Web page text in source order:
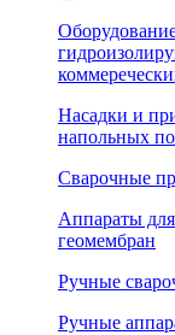
Насадки и
напольных
Сварочные
Аппараты
геомембран
Ручные
Ручные